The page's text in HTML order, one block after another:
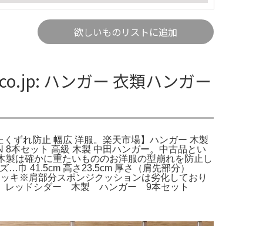
欲しいものリストに追加
ハンガー 衣類ハンガー
ずれ防止 幅広 洋服。楽天市場】ハンガー 木製
本セット 高級 木製 中田ハンガー。中古品とい
は確かに重たいもののお洋服の型崩れを防止し
…巾 41.5cm 高さ23.5cm 厚さ（肩先部分）
キ※肩部分スポンジクッションは劣化しており
レッドシダー 木製 ハンガー 9本セット